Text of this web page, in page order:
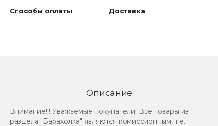
Способы оплаты Доставка
Описание
Внимание!!! Уважаемые покупатели! Все товары из
раздела "Барахолка" являются комиссионным, т.е.